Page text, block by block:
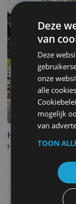
Hotel Astoria
Hotel in De Haan. -
Deze
van
Deze
onze
alle
mogelijk
van
TOON